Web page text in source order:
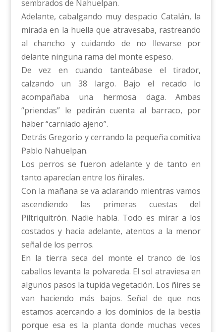
sembrados de Nahuelpan.
Adelante, cabalgando muy despacio Catalán, la
mirada en la huella que atravesaba, rastreando
al chancho y cuidando de no llevarse por
delante ninguna rama del monte espeso.
De vez en cuando tanteábase el tirador,
calzando un 38 largo. Bajo el recado lo
acompañaba una hermosa daga. Ambas
“priendas” le pedirán cuenta al barraco, por
haber “carniado ajeno”.
Detrás Gregorio y cerrando la pequeña comitiva
Pablo Nahuelpan.
Los perros se fueron adelante y de tanto en
tanto aparecían entre los ñirales.
Con la mañana se va aclarando mientras vamos
ascendiendo las primeras cuestas del
Piltriquitrón. Nadie habla. Todo es mirar a los
costados y hacia adelante, atentos a la menor
señal de los perros.
En la tierra seca del monte el tranco de los
caballos levanta la polvareda. El sol atraviesa en
algunos pasos la tupida vegetación. Los ñires se
van haciendo más bajos. Señal de que nos
estamos acercando a los dominios de la bestia
porque esa es la planta donde muchas veces